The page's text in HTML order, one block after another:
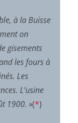
à la Buisse
on
gisements
les fours à
Les
L’usine
1900. »(*)